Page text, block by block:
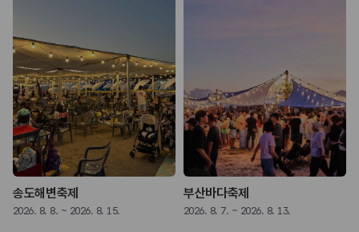
송도해변축제
2026. 8. 8. ~ 2026. 8. 15.
부산바다축제
2026. 8. 7. ~ 2026. 8. 13.